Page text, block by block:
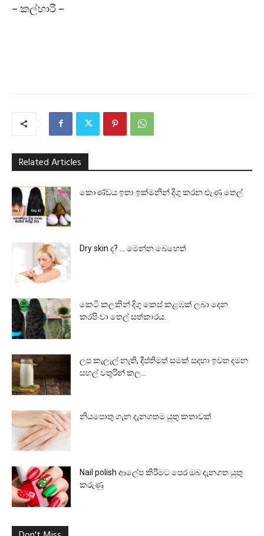
– කල්හාරී –
Related Articles
කොණ්ඩය ඉතා ඉක්මනින් දිගු කරන ළූණු තෙල්
Dry skin ද? … මෙන්න බෙහෙත්
කෙටි කලකින් දිගු කෙස් කළඹක් ලබා දෙන
කරපිංචා තෙල් සත්කාරය.
ලප කැලැල් නැති, දීප්තිමත් සමක් සදහා ඉවත දමන
සහල් වතුරින් කල...
නියපොතු ගැන දැනගතම යුතු කතාවක්
Nail polish ආලේප කිරීමට පෙර ඔබ දැනගත යුතු
කරුණු